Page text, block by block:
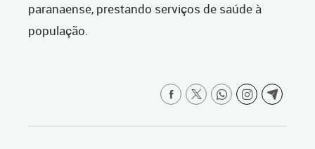
paranaense, prestando serviços de saúde à
população.